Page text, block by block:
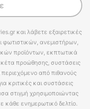
και λάβετε εξαιρετικές
ανεμιστήρων,
προϊόντων, εκπτωτικά
προώθησης, συστάσεις
από πιθανούς
κριτικές και συστάσεις
στιγμή χρησιμοποιώντας
κάθε ενημερωτικό δελτίο.